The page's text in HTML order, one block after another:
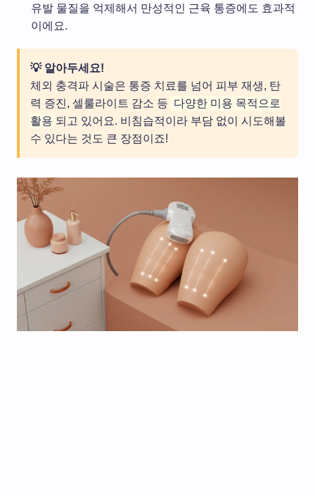
유발 물질을 억제해서 만성적인 근육 통증에도 효과적
이에요.
💡 알아두세요!
체외 충격파 시술은 통증 치료를 넘어 피부 재생, 탄
력 증진, 셀룰라이트 감소 등 다양한 미용 목적으로
활용 되고 있어요. 비침습적이라 부담 없이 시도해볼
수 있다는 것도 큰 장점이죠!